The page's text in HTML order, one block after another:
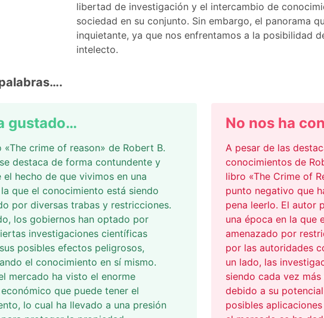
libertad de investigación y el intercambio de
sociedad en su conjunto. Sin embargo, el panorama
inquietante, ya que nos enfrentamos a la posibilidad
intelecto.
gustado…
«The crime of reason» de Robert B.
destaca de forma contundente y
el hecho de que vivimos en una
que el conocimiento está siendo
por diversas trabas y restricciones.
los gobiernos han optado por
investigaciones científicas
posibles efectos peligrosos,
el conocimiento en sí mismo.
mercado ha visto el enorme
que puede tener el
lo cual ha llevado a una presión
No nos ha
A pesar de las
conocimientos de
libro «The Crime of
punto negativo que
pena leerlo. El autor
una época en la que
amenazado por
por las autoridades
un lado, las
siendo cada vez
debido a su
posibles